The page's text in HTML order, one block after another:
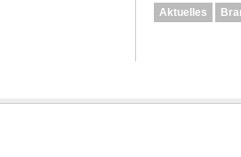
Aktuelles